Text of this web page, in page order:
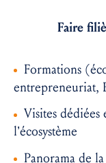
Faire
Formations
entrepreneuriat,
Visites dédiées
l’écosystème
Panorama de